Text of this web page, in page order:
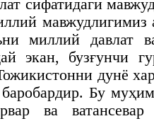
сифатидаги
мавжудлигимиз
миллий давлат
экан, бузғунчи
дунё
Бу
ва